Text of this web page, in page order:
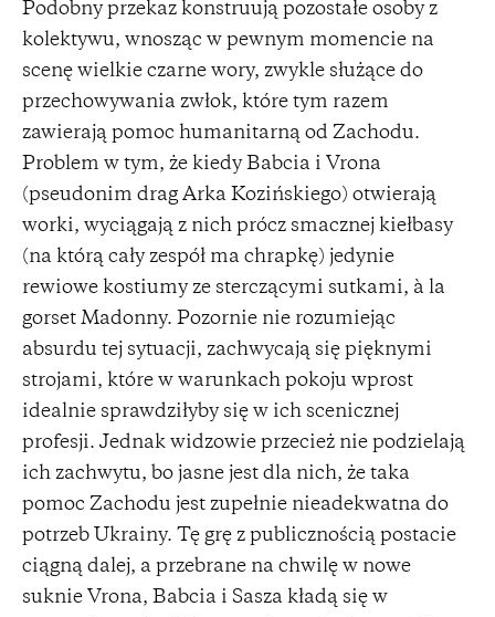
Podobny przekaz konstruują pozostałe osoby z
kolektywu, wnosząc w pewnym momencie na
scenę wielkie czarne wory, zwykle służące do
przechowywania zwłok, które tym razem
zawierają pomoc humanitarną od Zachodu.
Problem w tym, że kiedy Babcia i Vrona
(pseudonim drag Arka Kozińskiego) otwierają
worki, wyciągają z nich prócz smacznej kiełbasy
(na którą cały zespół ma chrapkę) jedynie
rewiowe kostiumy ze sterczącymi sutkami, à la
gorset Madonny. Pozornie nie rozumiejąc
absurdu tej sytuacji, zachwycają się pięknymi
strojami, które w warunkach pokoju wprost
idealnie sprawdziłyby się w ich scenicznej
profesji. Jednak widzowie przecież nie podzielają
ich zachwytu, bo jasne jest dla nich, że taka
pomoc Zachodu jest zupełnie nieadekwatna do
potrzeb Ukrainy. Tę grę z publicznością postacie
ciągną dalej, a przebrane na chwilę w nowe
suknie Vrona, Babcia i Sasza kładą się w